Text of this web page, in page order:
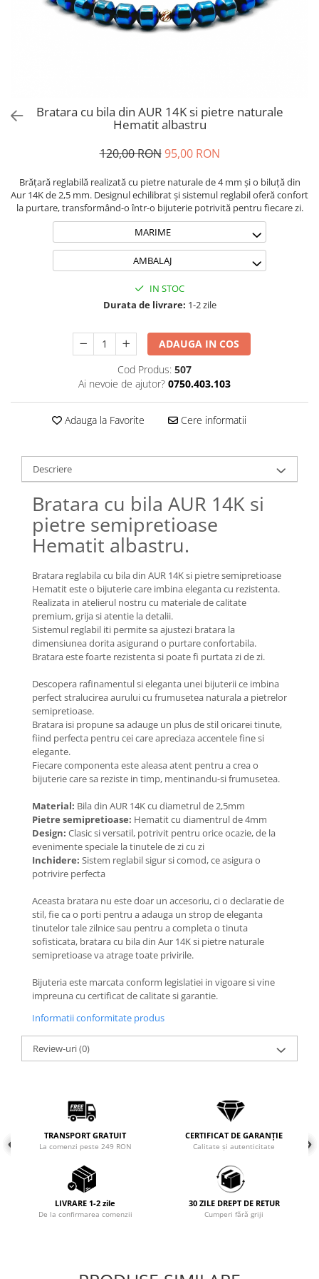
Coliere Transparente cu Cruce
Coliere Transparente cu Stea
Coliere Transparente cu Initiale
Coliere Transparente cu Animale
Coliere Transparente cu Molecule
Coliere Transparente cu Pietre
Naturale
Coliere Transparente Diverse
LĂNȚIȘOARE ARGINT
Lănțișoare cu Inimioare
Lănțișoare cu Semilună
Lănțișoare cu Animale
Lănțișoare cu Pietre Naturale
COLIERE CU PERLE
Coliere cu Perle Naturale
Coliere cu Perle Preciosa
COLIERE ȘNUR REGLABIL
Coliere cu Inimioare
Coliere cu Cruce
Coliere cu Stea
Coliere cu Soare
Coliere cu Semilună
Coliere cu Zodii
Coliere cu Flori
Coliere cu Animale
Coliere cu Molecule
Coliere Diverse
BRĂȚĂRI
BRĂȚĂRI CU ȘNUR REGLABIL
Brățări din Aur cu șnur reglabil
Brățări din Argint cu șnur reglabil
Brățări din Aur cu pietre
semiprețioase
Brățări din Argint cu pietre
semiprețioase
Brățări elastice cu pietre
semiprețioase
BRĂȚĂRI DE PICIOR
Brățări de picior din Aur
Brățări de picior din Argint
Coliere cu mărgele colorate și
Brățări din Argint cu pietre
semiprețioase
Bratara cu bila din AUR 14K si pietre naturale
Hematit albastru
120,00 RON 95,00 RON
Brățară reglabilă realizată cu pietre naturale de 4 mm și o biluță din
Aur 14K de 2,5 mm. Designul echilibrat și sistemul reglabil oferă confort
la purtare, transformând-o într-o bijuterie potrivită pentru fiecare zi.
MARIME
AMBALAJ
IN STOC
Durata de livrare: 1-2 zile
ADAUGA IN COS
Cod Produs: 507
Ai nevoie de ajutor? 0750.403.103
Adauga la Favorite Cere informatii
Descriere
Bratara cu bila AUR 14K si
pietre semipretioase
Hematit albastru.
Bratara reglabila cu bila din AUR 14K si pietre semipretioase
Hematit este o bijuterie care imbina eleganta cu rezistenta.
Realizata in atelierul nostru cu materiale de calitate
premium, grija si atentie la detalii.
Sistemul reglabil iti permite sa ajustezi bratara la
dimensiunea dorita asigurand o purtare confortabila.
Bratara este foarte rezistenta si poate fi purtata zi de zi.
Descopera rafinamentul si eleganta unei bijuterii ce imbina
perfect stralucirea aurului cu frumusetea naturala a pietrelor
semipretioase.
Bratara isi propune sa adauge un plus de stil oricarei tinute,
fiind perfecta pentru cei care apreciaza accentele fine si
elegante.
Fiecare componenta este aleasa atent pentru a crea o
bijuterie care sa reziste in timp, mentinandu-si frumusetea.
Material: Bila din AUR 14K cu diametrul de 2,5mm
Pietre semipretioase: Hematit cu diamentrul de 4mm
Design: Clasic si versatil, potrivit pentru orice ocazie, de la
evenimente speciale la tinutele de zi cu zi
Inchidere: Sistem reglabil sigur si comod, ce asigura o
potrivire perfecta
Aceasta bratara nu este doar un accesoriu, ci o declaratie de
stil, fie ca o porti pentru a adauga un strop de eleganta
tinutelor tale zilnice sau pentru a completa o tinuta
sofisticata, bratara cu bila din Aur 14K si pietre naturale
semipretioase va atrage toate privirile.
Bijuteria este marcata conform legislatiei in vigoare si vine
impreuna cu certificat de calitate si garantie.
Informatii conformitate produs
Review-uri(0)
TRANSPORT GRATUIT
La comenzi peste 249 RON
CERTIFICAT DE GARANȚIE
Calitate și autenticitate
LIVRARE 1-2 zile
De la confirmarea comenzii
30 ZILE DREPT DE RETUR
Cumperi fără griji